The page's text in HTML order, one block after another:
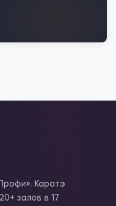
Каратэ
залов в 17